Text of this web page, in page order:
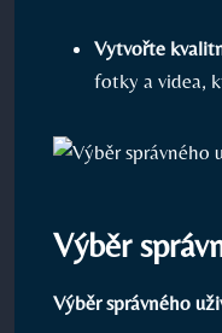
Vytvořte
fotky a videa,
Výběr
Výběr správného